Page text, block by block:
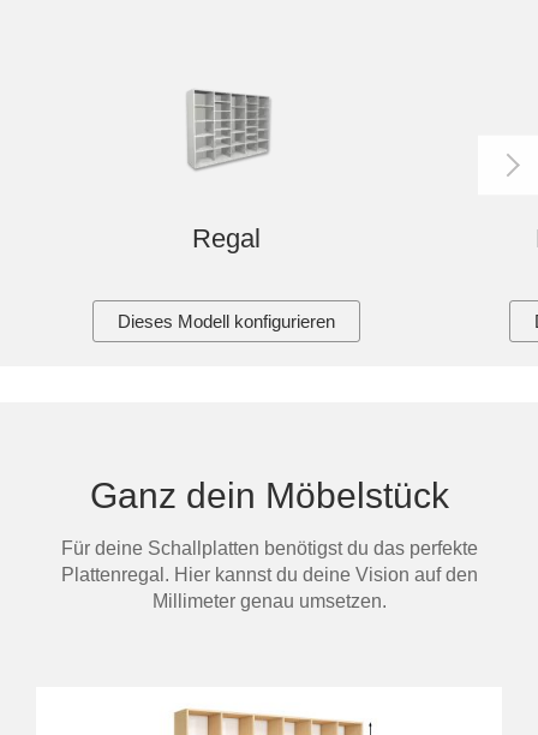
Regal
Dieses Modell konfigurieren
Ganz dein Möbelstück
Für deine Schallplatten benötigst du das perfekte
Plattenregal. Hier kannst du deine Vision auf den
Millimeter genau umsetzen.